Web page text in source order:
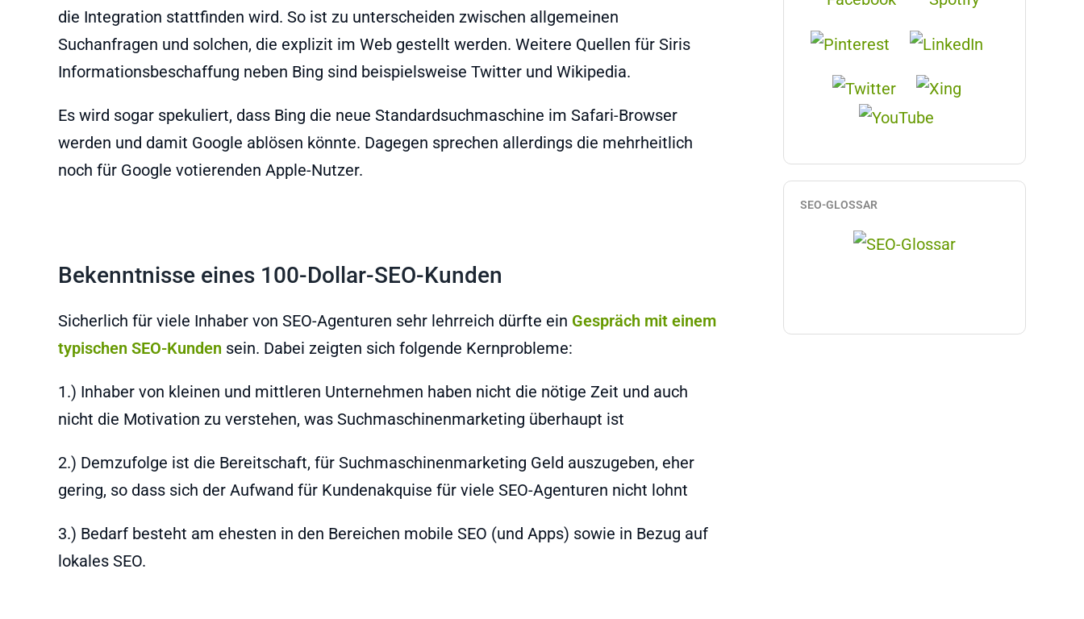
die Integration stattfinden wird. So ist zu unterscheiden zwischen allgemeinen
Suchanfragen und solchen, die explizit im Web gestellt werden. Weitere Quellen für Siris
Informationsbeschaffung neben Bing sind beispielsweise Twitter und Wikipedia.
Es wird sogar spekuliert, dass Bing die neue Standardsuchmaschine im Safari-Browser
werden und damit Google ablösen könnte. Dagegen sprechen allerdings die mehrheitlich
noch für Google votierenden Apple-Nutzer.
Bekenntnisse eines 100-Dollar-SEO-Kunden
Sicherlich für viele Inhaber von SEO-Agenturen sehr lehrreich dürfte ein Gespräch mit einem
typischen SEO-Kunden sein. Dabei zeigten sich folgende Kernprobleme:
1.) Inhaber von kleinen und mittleren Unternehmen haben nicht die nötige Zeit und auch
nicht die Motivation zu verstehen, was Suchmaschinenmarketing überhaupt ist
2.) Demzufolge ist die Bereitschaft, für Suchmaschinenmarketing Geld auszugeben, eher
gering, so dass sich der Aufwand für Kundenakquise für viele SEO-Agenturen nicht lohnt
3.) Bedarf besteht am ehesten in den Bereichen mobile SEO (und Apps) sowie in Bezug auf
lokales SEO.
SEO-GLOSSAR